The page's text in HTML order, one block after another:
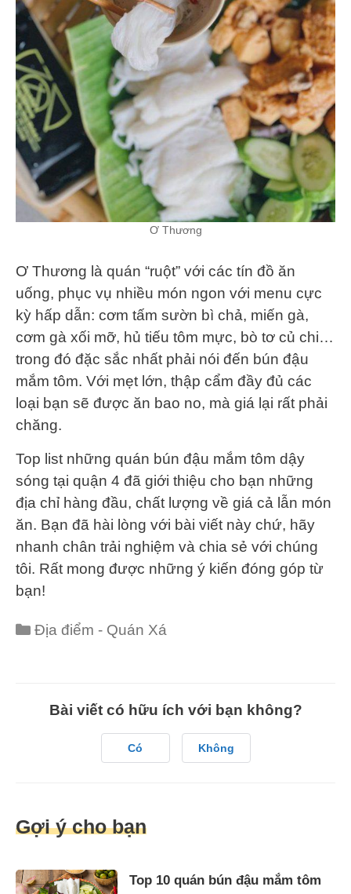
Ơ Thương
Ơ Thương là quán “ruột” với các tín đồ ăn
uống, phục vụ nhiều món ngon với menu cực
kỳ hấp dẫn: cơm tấm sườn bì chả, miến gà,
cơm gà xối mỡ, hủ tiếu tôm mực, bò tơ củ chi…
trong đó đặc sắc nhất phải nói đến bún đậu
mắm tôm. Với mẹt lớn, thập cẩm đầy đủ các
loại bạn sẽ được ăn bao no, mà giá lại rất phải
chăng.
Top list những quán bún đậu mắm tôm dậy
sóng tại quận 4 đã giới thiệu cho bạn những
địa chỉ hàng đầu, chất lượng về giá cả lẫn món
ăn. Bạn đã hài lòng với bài viết này chứ, hãy
nhanh chân trải nghiệm và chia sẻ với chúng
tôi. Rất mong được những ý kiến đóng góp từ
bạn!
Categories
Địa điểm - Quán Xá
Bài viết có hữu ích với bạn không?
Có Không
Gợi ý cho bạn
Top 10 quán bún đậu mắm tôm